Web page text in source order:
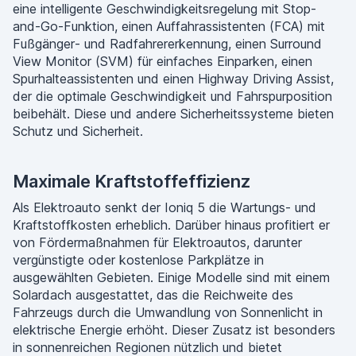
eine intelligente Geschwindigkeitsregelung mit Stop-
and-Go-Funktion, einen Auffahrassistenten (FCA) mit
Fußgänger- und Radfahrererkennung, einen Surround
View Monitor (SVM) für einfaches Einparken, einen
Spurhalteassistenten und einen Highway Driving Assist,
der die optimale Geschwindigkeit und Fahrspurposition
beibehält. Diese und andere Sicherheitssysteme bieten
Schutz und Sicherheit.
Maximale Kraftstoffeffizienz
Als Elektroauto senkt der Ioniq 5 die Wartungs- und
Kraftstoffkosten erheblich. Darüber hinaus profitiert er
von Fördermaßnahmen für Elektroautos, darunter
vergünstigte oder kostenlose Parkplätze in
ausgewählten Gebieten. Einige Modelle sind mit einem
Solardach ausgestattet, das die Reichweite des
Fahrzeugs durch die Umwandlung von Sonnenlicht in
elektrische Energie erhöht. Dieser Zusatz ist besonders
in sonnenreichen Regionen nützlich und bietet